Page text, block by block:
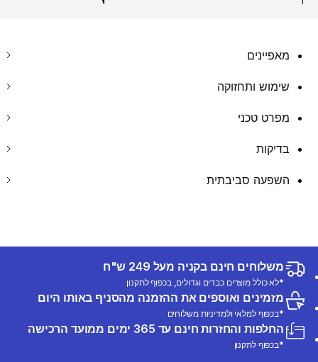
מאפיינים
שימוש ותחזוקה
מפרט טכני
בדיקות
השפעה סביבתית
משלוחים חינם בקניה מעל 249 ש"ח
*לא כולל מוצרים כבדים וגדולים, בכפוף לתקנון
מזמינים ואוספים את ההזמנה מהסניף באותו היום
*בכפוף למלאי ולמדיניות משלוחים
החלפות והחזרות חינם עד 365 ימים ממועד הרכישה
*בכפוף לתקנון